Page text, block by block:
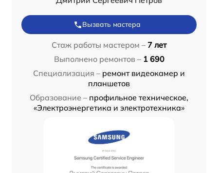
Вызвать мастера
Стаж работы мастером – 7 лет
Выполнено ремонтов – 1 690
Специализация – ремонт видеокамер и
планшетов
Образование – профильное техническое,
«Электроэнергетика и электротехника»